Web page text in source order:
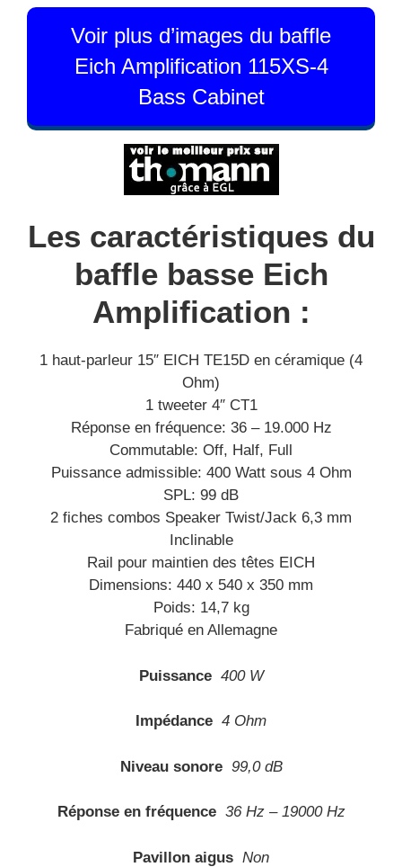
Voir plus d’images du baffle
Eich Amplification 115XS-4
Bass Cabinet
Les caractéristiques du
baffle basse Eich
Amplification :
1 haut-parleur 15″ EICH TE15D en céramique (4
Ohm)
1 tweeter 4″ CT1
Réponse en fréquence: 36 – 19.000 Hz
Commutable: Off, Half, Full
Puissance admissible: 400 Watt sous 4 Ohm
SPL: 99 dB
2 fiches combos Speaker Twist/Jack 6,3 mm
Inclinable
Rail pour maintien des têtes EICH
Dimensions: 440 x 540 x 350 mm
Poids: 14,7 kg
Fabriqué en Allemagne
Puissance 400 W
Impédance 4 Ohm
Niveau sonore 99,0 dB
Réponse en fréquence 36 Hz – 19000 Hz
Pavillon aigus Non